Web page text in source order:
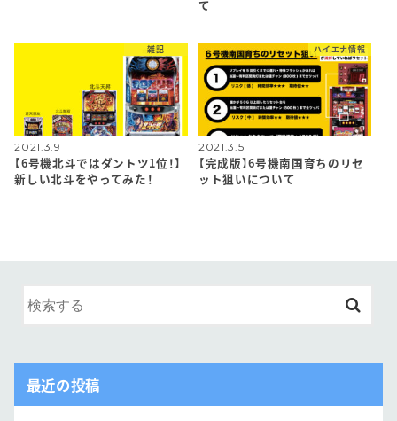
て
雑記
2021.3.9
【6号機北斗ではダントツ1位！】
新しい北斗をやってみた！
ハイエナ情報
2021.3.5
【完成版】6号機南国育ちのリセ
ット狙いについて
最近の投稿